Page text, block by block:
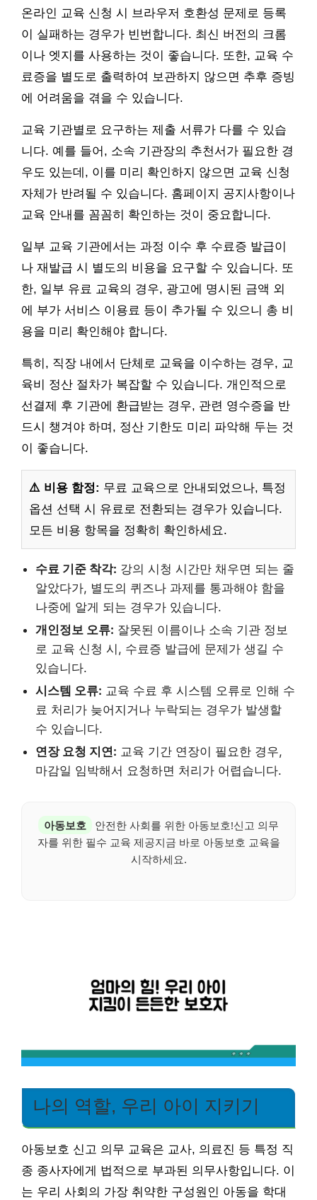
온라인 교육 신청 시 브라우저 호환성 문제로 등록
이 실패하는 경우가 빈번합니다. 최신 버전의 크롬
이나 엣지를 사용하는 것이 좋습니다. 또한, 교육 수
료증을 별도로 출력하여 보관하지 않으면 추후 증빙
에 어려움을 겪을 수 있습니다.
교육 기관별로 요구하는 제출 서류가 다를 수 있습
니다. 예를 들어, 소속 기관장의 추천서가 필요한 경
우도 있는데, 이를 미리 확인하지 않으면 교육 신청
자체가 반려될 수 있습니다. 홈페이지 공지사항이나
교육 안내를 꼼꼼히 확인하는 것이 중요합니다.
일부 교육 기관에서는 과정 이수 후 수료증 발급이
나 재발급 시 별도의 비용을 요구할 수 있습니다. 또
한, 일부 유료 교육의 경우, 광고에 명시된 금액 외
에 부가 서비스 이용료 등이 추가될 수 있으니 총 비
용을 미리 확인해야 합니다.
특히, 직장 내에서 단체로 교육을 이수하는 경우, 교
육비 정산 절차가 복잡할 수 있습니다. 개인적으로
선결제 후 기관에 환급받는 경우, 관련 영수증을 반
드시 챙겨야 하며, 정산 기한도 미리 파악해 두는 것
이 좋습니다.
⚠️ 비용 함정: 무료 교육으로 안내되었으나, 특정
옵션 선택 시 유료로 전환되는 경우가 있습니다.
모든 비용 항목을 정확히 확인하세요.
수료 기준 착각: 강의 시청 시간만 채우면 되는 줄
알았다가, 별도의 퀴즈나 과제를 통과해야 함을
나중에 알게 되는 경우가 있습니다.
개인정보 오류: 잘못된 이름이나 소속 기관 정보
로 교육 신청 시, 수료증 발급에 문제가 생길 수
있습니다.
시스템 오류: 교육 수료 후 시스템 오류로 인해 수
료 처리가 늦어지거나 누락되는 경우가 발생할
수 있습니다.
연장 요청 지연: 교육 기간 연장이 필요한 경우,
마감일 임박해서 요청하면 처리가 어렵습니다.
아동보호
안전한 사회를 위한 아동보호!신고 의무
자를 위한 필수 교육 제공지금 바로 아동보호 교육을
시작하세요.
나의 역할, 우리 아이 지키기
아동보호 신고 의무 교육은 교사, 의료진 등 특정 직
종 종사자에게 법적으로 부과된 의무사항입니다. 이
는 우리 사회의 가장 취약한 구성원인 아동을 학대